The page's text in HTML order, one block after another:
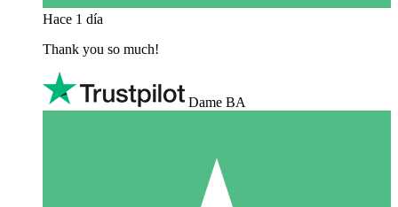
Hace 1 día
Thank you so much!
Dame BA